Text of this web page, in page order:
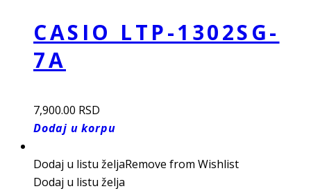
CASIO LTP-1302SG-
7A
7,900.00 RSD
Dodaj u korpu
Dodaj u listu željaRemove from Wishlist
Dodaj u listu želja